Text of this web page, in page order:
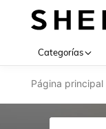
Categorías
Página principal